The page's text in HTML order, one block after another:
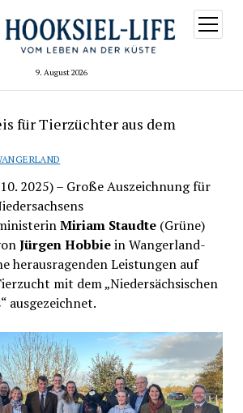
9. August 2026
Menü
öffnen
für Tierzüchter aus dem
2025) – Große Auszeichnung für
Miriam Staudte(Grüne)
Jürgen Hobbiein Wangerland-
herausragenden Leistungen auf
mit dem „Niedersächsischen
ausgezeichnet.